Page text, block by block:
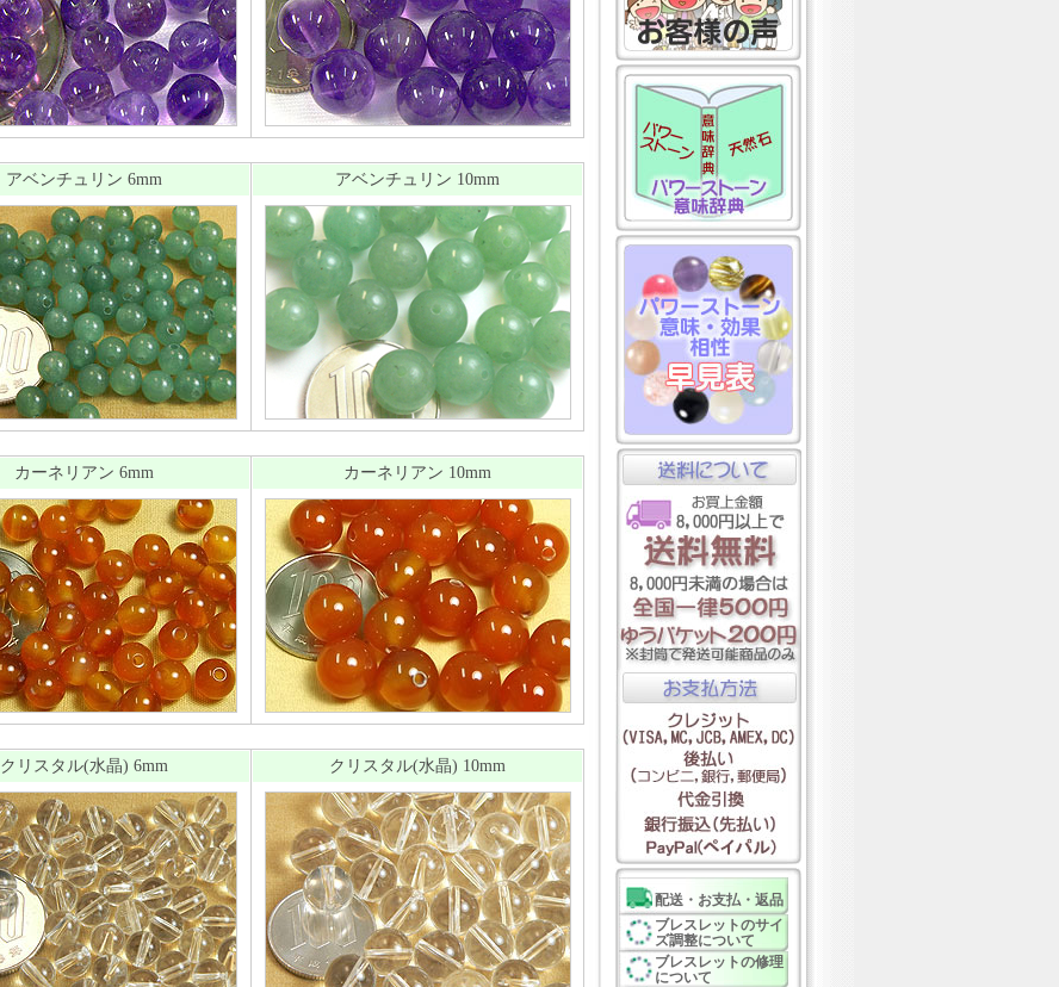
アベンチュリン 6mm アベンチュリン 10mm
カーネリアン 6mm カーネリアン 10mm
クリスタル(水晶) 6mm クリスタル(水晶) 10mm
配送・お支払・返品
ブレスレットのサイ
ズ調整について
ブレスレットの修理
について